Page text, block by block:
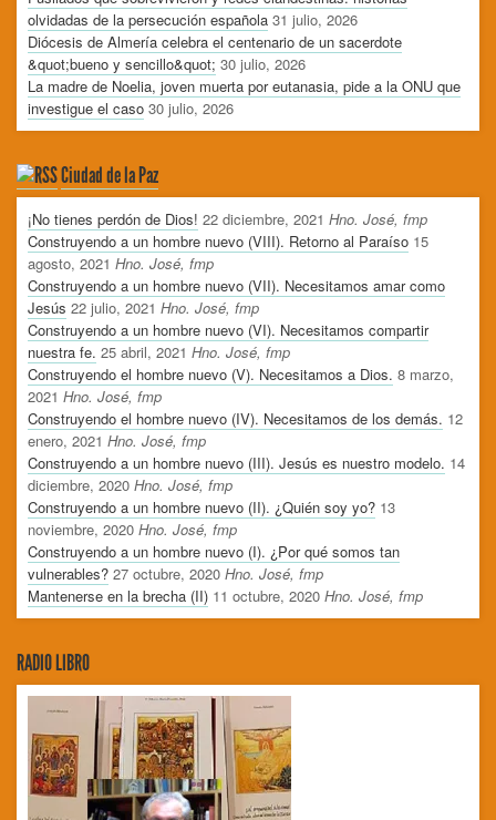
olvidadas de la persecución española 31 julio, 2026
Diócesis de Almería celebra el centenario de un sacerdote
&quot;bueno y sencillo&quot; 30 julio, 2026
La madre de Noelia, joven muerta por eutanasia, pide a la ONU que
investigue el caso 30 julio, 2026
Ciudad de la Paz
¡No tienes perdón de Dios! 22 diciembre, 2021 Hno. José, fmp
Construyendo a un hombre nuevo (VIII). Retorno al Paraíso 15
agosto, 2021 Hno. José, fmp
Construyendo a un hombre nuevo (VII). Necesitamos amar como
Jesús 22 julio, 2021 Hno. José, fmp
Construyendo a un hombre nuevo (VI). Necesitamos compartir
nuestra fe. 25 abril, 2021 Hno. José, fmp
Construyendo el hombre nuevo (V). Necesitamos a Dios. 8 marzo,
2021 Hno. José, fmp
Construyendo el hombre nuevo (IV). Necesitamos de los demás. 12
enero, 2021 Hno. José, fmp
Construyendo a un hombre nuevo (III). Jesús es nuestro modelo. 14
diciembre, 2020 Hno. José, fmp
Construyendo a un hombre nuevo (II). ¿Quién soy yo? 13
noviembre, 2020 Hno. José, fmp
Construyendo a un hombre nuevo (I). ¿Por qué somos tan
vulnerables? 27 octubre, 2020 Hno. José, fmp
Mantenerse en la brecha (II) 11 octubre, 2020 Hno. José, fmp
RADIO LIBRO